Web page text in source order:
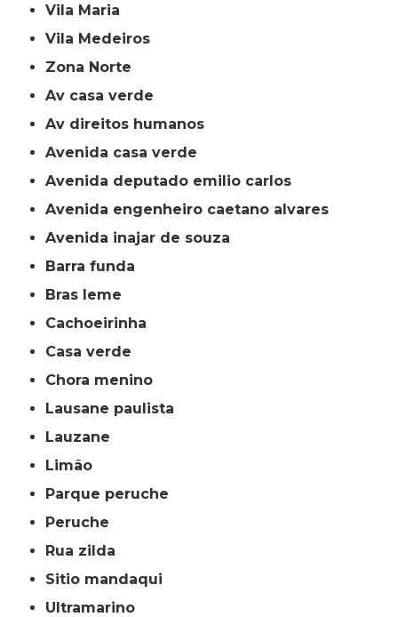
Vila Maria
Vila Medeiros
Zona Norte
av casa verde
av direitos humanos
avenida casa verde
avenida deputado emilio carlos
avenida engenheiro caetano alvares
avenida inajar de souza
barra funda
bras leme
cachoeirinha
casa verde
chora menino
lausane paulista
lauzane
limão
parque peruche
peruche
rua zilda
sitio mandaqui
ultramarino